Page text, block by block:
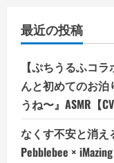
最近の投稿
【ぷちうるふコ
んと初めてのお泊
うね〜』ASMR【
なくす不安と消え
Pebblebee ×